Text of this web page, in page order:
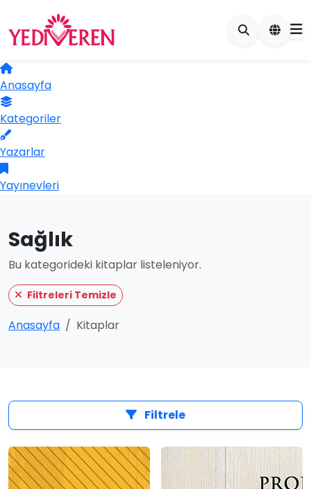
Anasayfa
Kategoriler
Yazarlar
Yayınevleri
Sağlık
Bu kategorideki kitaplar listeleniyor.
Filtreleri Temizle
Anasayfa Kitaplar
Filtrele